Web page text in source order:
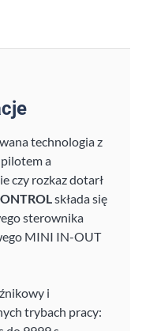
technologia z
a
czy rozkaz dotarł
składa się
sterownika
MINI IN-OUT
i
trybach pracy: